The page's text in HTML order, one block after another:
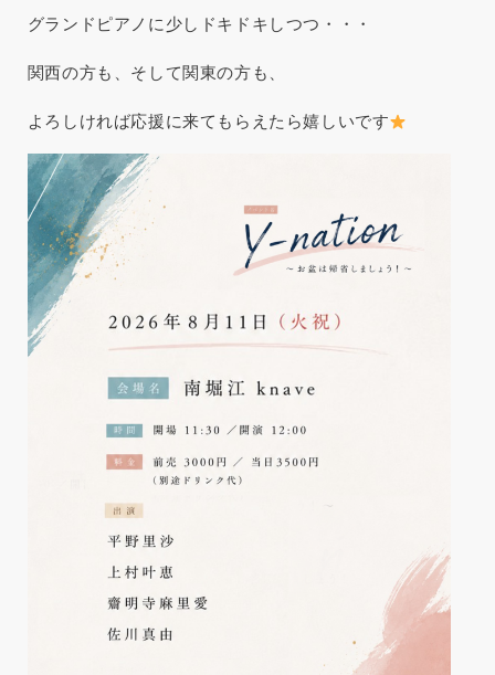
グランドピアノに少しドキドキしつつ・・・
関西の方も、そして関東の方も、
よろしければ応援に来てもらえたら嬉しいです